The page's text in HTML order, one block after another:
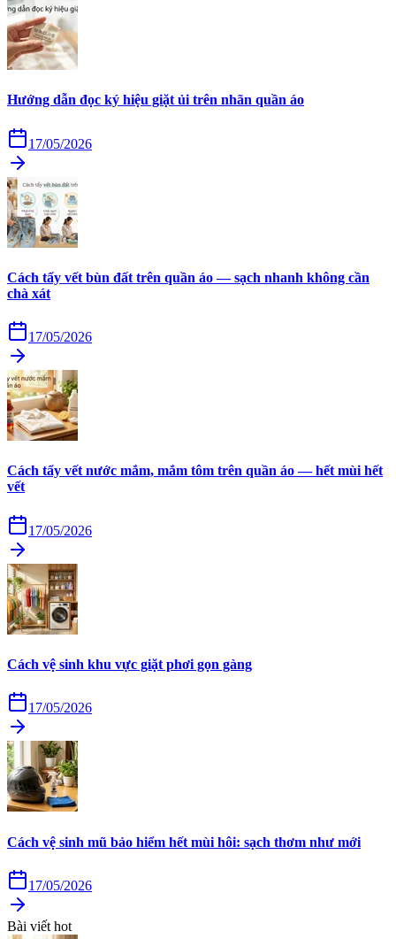
Hướng dẫn đọc ký hiệu giặt ủi trên nhãn quần áo
17/05/2026
Cách tẩy vết bùn đất trên quần áo — sạch nhanh không cần
chà xát
17/05/2026
Cách tẩy vết nước mắm, mắm tôm trên quần áo — hết mùi hết
vết
17/05/2026
Cách vệ sinh khu vực giặt phơi gọn gàng
17/05/2026
Cách vệ sinh mũ bảo hiểm hết mùi hôi: sạch thơm như mới
17/05/2026
Bài viết hot